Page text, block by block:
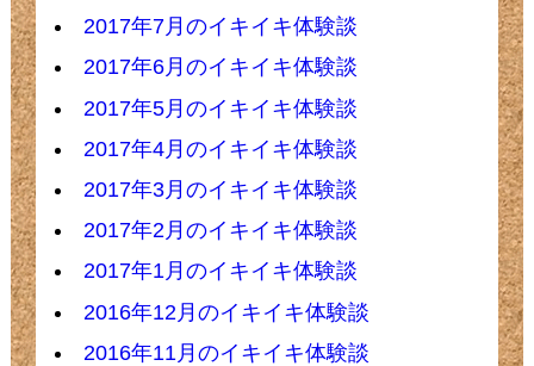
2017年7月のイキイキ体験談
2017年6月のイキイキ体験談
2017年5月のイキイキ体験談
2017年4月のイキイキ体験談
2017年3月のイキイキ体験談
2017年2月のイキイキ体験談
2017年1月のイキイキ体験談
2016年12月のイキイキ体験談
2016年11月のイキイキ体験談